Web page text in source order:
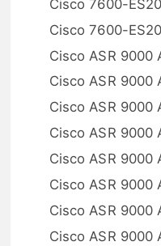
Cisco 7600-
Cisco 7600-
Cisco ASR 9000
Cisco ASR 9000
Cisco ASR 9000
Cisco ASR 9000
Cisco ASR 9000
Cisco ASR 9000
Cisco ASR 9000
Cisco ASR 9000